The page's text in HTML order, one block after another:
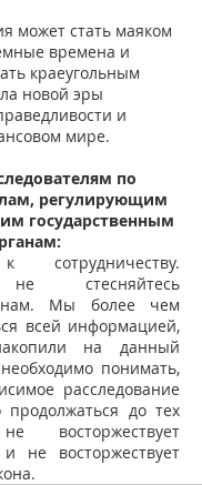
может стать маяком
времена и
краеугольным
новой эры
и
мире.
по
регулирующим
государственным
сотрудничеству.
не стесняйтесь
нам. Мы более чем
всей информацией,
на данный
понимать,
расследование
продолжаться до тех
и не восторжествует